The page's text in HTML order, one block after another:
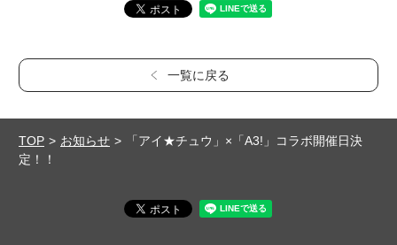
一覧に戻る
TOP お知らせ
「アイ★チュウ」×「A3!」コラボ開催日決
定！！